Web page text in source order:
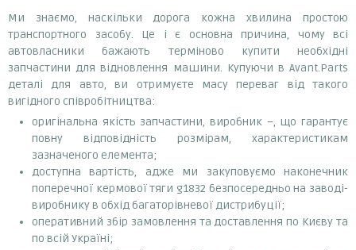
Ми знаємо, наскільки дорога кожна хвилина простою
транспортного засобу. Це і є основна причина, чому всі
автовласники бажають терміново купити необхідні
запчастини для відновлення машини. Купуючи в Avant.Parts
деталі для авто, ви отримуєте масу переваг від такого
вигідного співробітництва:
оригінальна якість запчастини, виробник –, що гарантує
повну відповідність розмірам, характеристикам
зазначеного елемента;
доступна вартість, адже ми закуповуємо наконечник
поперечної кермової тяги g1832 безпосередньо на заводі-
виробнику в обхід багаторівневої дистрибуції;
оперативний збір замовлення та доставлення по Києву та
по всій Україні;